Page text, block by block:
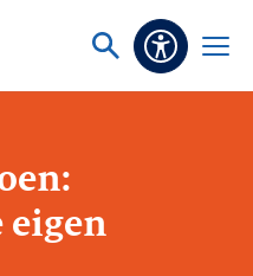
Vraag
Open
eigen